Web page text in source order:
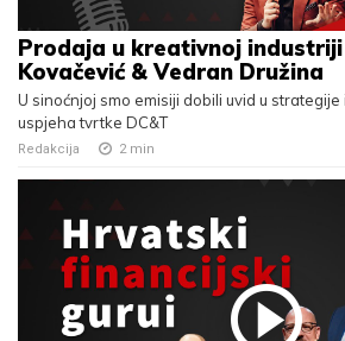
Prodaja u kreativnoj industriji
Kovačević & Vedran Družina
U sinoćnjoj smo emisiji dobili uvid u
uspjeha tvrtke DC&T
Redakcija 2 min